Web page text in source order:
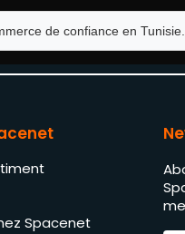
de confiance en Tunisie.
Spacenet